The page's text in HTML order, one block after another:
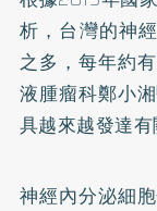
析，台灣的神
之多，每年約
液腫瘤科鄭小
具越來越發達有
神經內分泌細